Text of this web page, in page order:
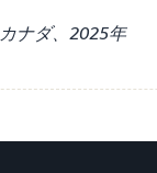
ナダ、2025年